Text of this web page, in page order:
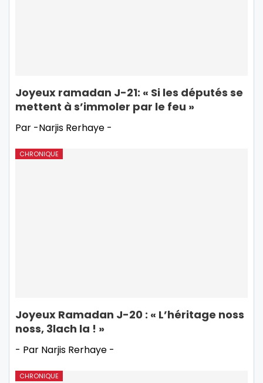
Joyeux ramadan J-21: « Si les députés se
mettent à s’immoler par le feu »
Par -Narjis Rerhaye -
CHRONIQUE
Joyeux Ramadan J-20 : « L’héritage noss
noss, 3lach la ! »
- Par Narjis Rerhaye -
CHRONIQUE